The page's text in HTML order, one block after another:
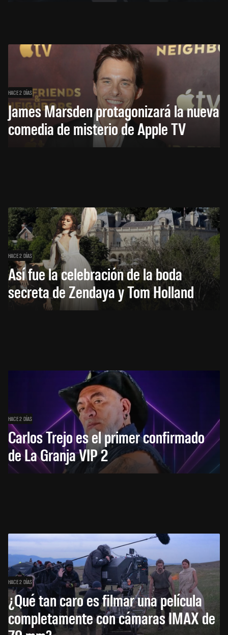
HACE 2 DÍAS
James Marsden protagonizará la nueva
comedia de misterio de Apple TV
HACE 2 DÍAS
Así fue la celebración de la boda
secreta de Zendaya y Tom Holland
HACE 2 DÍAS
Carlos Trejo es el primer confirmado
de La Granja VIP 2
HACE 2 DÍAS
¿Qué tan caro es filmar una película
completamente con cámaras IMAX de